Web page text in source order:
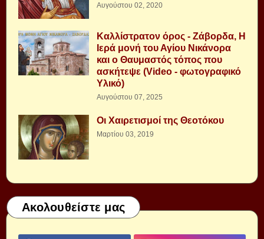
Αυγούστου 02, 2020
Καλλίστρατον όρος - Ζάβορδα, Η
Ιερά μονή του Αγίου Νικάνορα
και ο Θαυμαστός τόπος που
ασκήτεψε (Video - φωτογραφικό
Υλικό)
Αυγούστου 07, 2025
Οι Χαιρετισμοί της Θεοτόκου
Μαρτίου 03, 2019
Ακολουθείστε μας